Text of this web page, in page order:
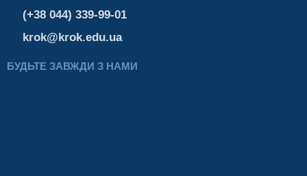
(+38 044) 339-99-01
krok@krok.edu.ua
БУДЬТЕ ЗАВЖДИ З НАМИ